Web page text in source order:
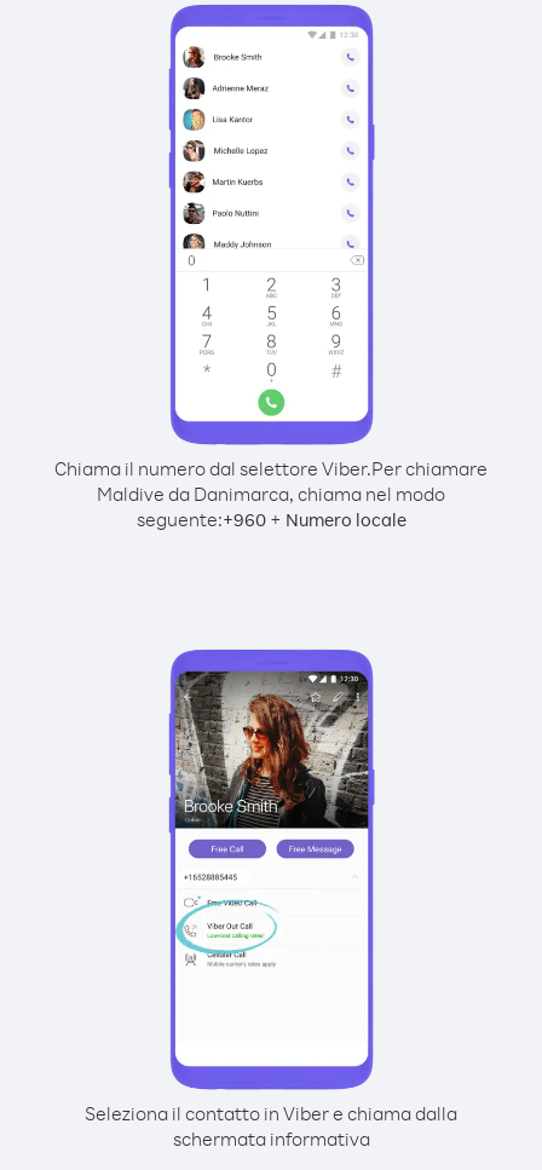
Chiama il numero dal selettore Viber.Per chiamare
Maldive da Danimarca, chiama nel modo
seguente:+960+ Numero locale
Seleziona il contatto in Viber e chiama dalla
schermata informativa